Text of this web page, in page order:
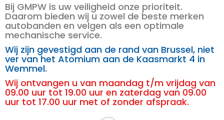
Bij GMPW is uw veiligheid onze prioriteit.
Daarom bieden wij u zowel de beste merken
autobanden en velgen als een optimale
mechanische service.
Wij zijn gevestigd aan de rand van Brussel, niet
ver van het Atomium aan de Kaasmarkt 4 in
Wemmel.
Wij ontvangen u van maandag t/m vrijdag van
09.00 uur tot 19.00 uur en zaterdag van 09.00
uur tot 17.00 uur met of zonder afspraak.